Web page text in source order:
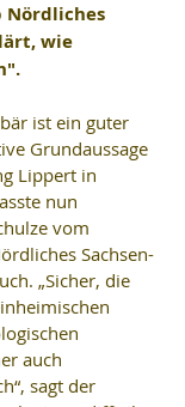
Nördliches
wie
Grundaussage
Lippert in
nun
vom
Sachsen-
„Sicher, die
auch
sagt der